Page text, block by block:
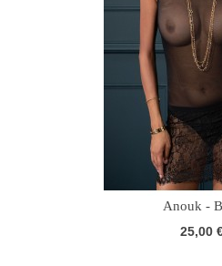
Anouk -
25,00